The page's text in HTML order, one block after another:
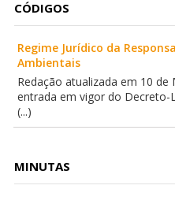
CÓDIGOS
Regime Jurídico da
Ambientais
Redação atualizada em 10 de
entrada em vigor do Decreto-
(...)
MINUTAS